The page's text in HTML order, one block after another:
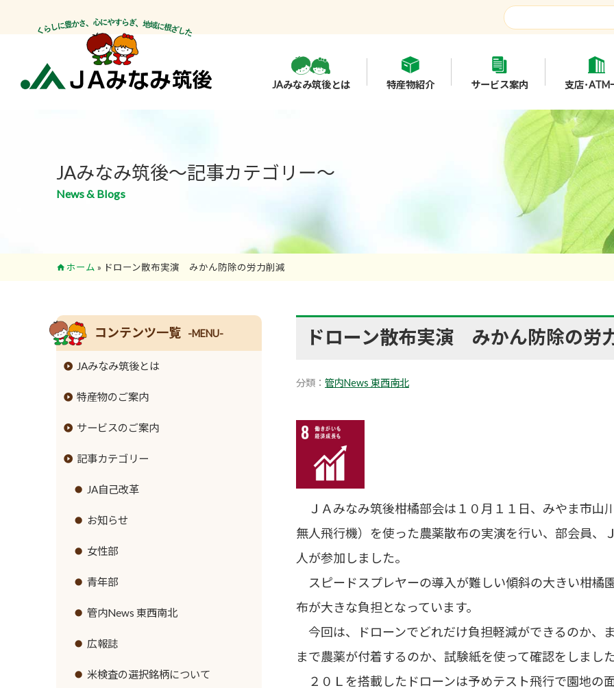
JAみなみ筑後とは 特産物紹介 サービス案内 支店･ATM
JAみなみ筑後～記事カテゴリー～
News & Blogs
ホーム » ドローン散布実演 みかん防除の労力削減
ドローン散布実演 みかん防除の労
分類： 管内News 東西南北
ＪＡみなみ筑後柑橘部会は１０月１１日、みやま市山
無人飛行機）を使った農薬散布の実演を行い、部会員、
人が参加しました。
スピードスプレヤーの導入が難しい傾斜の大きい柑橘
布が大きな負担となっています。
今回は、ドローンでどれだけ負担軽減ができるのか、
まで農薬が付着するのか、試験紙を使って確認をしまし
２０Ｌを搭載したドローンは予めテスト飛行で園地の
コンテンツ一覧 -MENU-
JAみなみ筑後とは
組合長挨拶
組合員数･組合員組織
情報開示
事業内容
支店･店舗･ATM一覧
ご利用にあたって
セキュリティ基本方針
新規職員採用募集
リンク集
特産物のご案内
米
麦
大豆
牛
豚
鶏
ナス
セロリ
イチゴ
サービスのご案内
JAバンクのご案内
ローンのご案内
各種手数料
金利情報
お取引ごとの定型約款
JA共済のご案内
緊急のご連絡
直売所のご案内
営農資材
生活資材
高齢者福祉サービス
営業時間とご利用料金
農機具レンタル事業のご案内
記事カテゴリー
JA自己改革
お知らせ
女性部
青年部
管内News 東西南北
広報誌
米検査の選択銘柄について